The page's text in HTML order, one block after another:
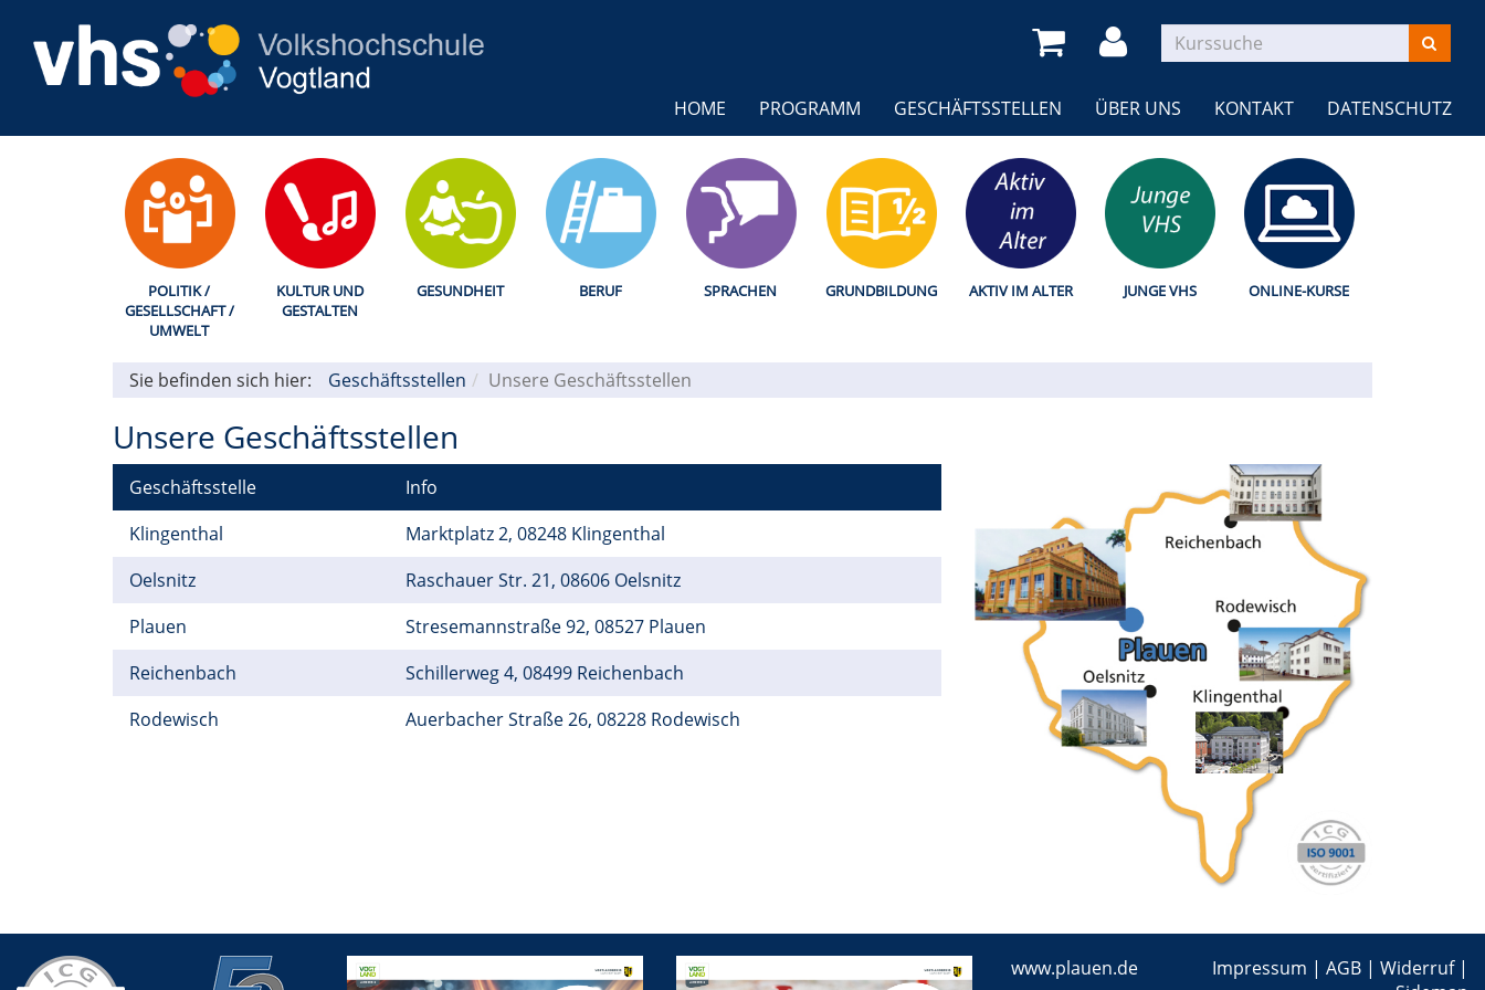
HOME PROGRAMM GESCHÄFTSSTELLEN ÜBER UNS KONTAKT DATENSCHUTZ
POLITIK /
GESELLSCHAFT /
UMWELT
KULTUR UND
GESTALTEN
GESUNDHEIT BERUF SPRACHEN GRUNDBILDUNG AKTIV IM ALTER JUNGE VHS ONLINE-KURSE
Sie befinden sich hier: Geschäftsstellen Unsere Geschäftsstellen
Unsere Geschäftsstellen
Geschäftsstelle
Info
Klingenthal
Marktplatz 2, 08248 Klingenthal
Oelsnitz
Raschauer Str. 21, 08606 Oelsnitz
Plauen
Stresemannstraße 92, 08527 Plauen
Reichenbach
Schillerweg 4, 08499 Reichenbach
Rodewisch
Auerbacher Straße 26, 08228 Rodewisch
www.plauen.de Impressum | AGB| Widerruf|